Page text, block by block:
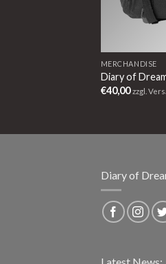
MERCHANDISE
Diary of
€40,00 zzgl.
Diary of
Latest News: